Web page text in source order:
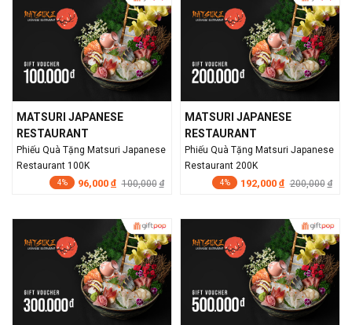
MATSURI JAPANESE
RESTAURANT
Phiếu Quà Tặng Matsuri Japanese
Restaurant 100K
4% 96,000 đ 100,000 đ
MATSURI JAPANESE
RESTAURANT
Phiếu Quà Tặng Matsuri Japanese
Restaurant 200K
4% 192,000 đ 200,000 đ